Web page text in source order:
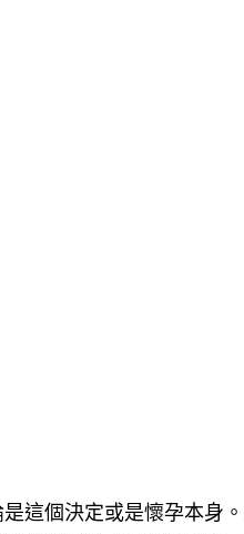
這個決定或是懷孕本身。